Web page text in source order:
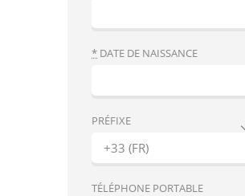
* DATE DE NAISSANCE
PRÉFIXE
TÉLÉPHONE PORTABLE